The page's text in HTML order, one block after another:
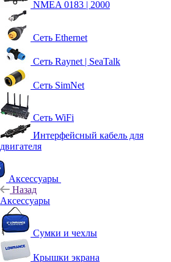
NMEA 0183 | 2000
Сеть Ethernet
Сеть Raynet | SeaTalk
Сеть SimNet
Сеть WiFi
Интерфейсный кабель для
двигателя
Аксессуары
Назад
Аксессуары
Сумки и чехлы
Крышки экрана